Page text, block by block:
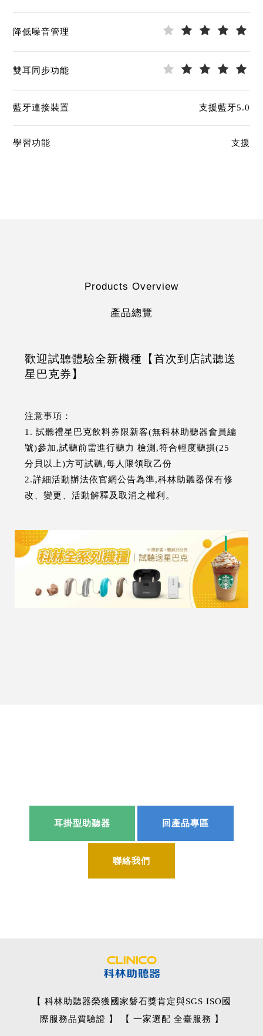
降低噪音管理
雙耳同步功能
藍牙連接裝置 支援藍牙5.0
學習功能 支援
Products Overview
產品總覽
歡迎試聽體驗全新機種【首次到店試聽送
星巴克券】
注意事項：
1. 試聽禮星巴克飲料券限新客(無科林助聽器會員編
號)參加,試聽前需進行聽力 檢測,符合輕度聽損(25
分貝以上)方可試聽,每人限領取乙份
2.詳細活動辦法依官網公告為準,科林助聽器保有修
改、變更、活動解釋及取消之權利。
耳掛型助聽器 回產品專區
聯絡我們
【 科林助聽器榮獲國家磐石獎肯定與SGS ISO國
際服務品質驗證 】 【 一家選配 全臺服務 】